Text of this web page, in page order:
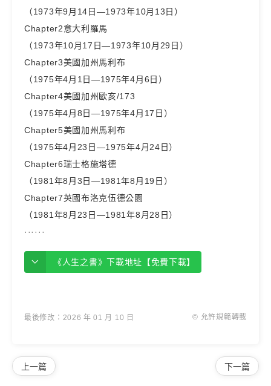
（1973年9月14日—1973年10月13日）
Chapter2意大利羅馬
（1973年10月17日—1973年10月29日）
Chapter3美國加州馬利布
（1975年4月1日—1975年4月6日）
Chapter4美國加州歐亥/173
（1975年4月8日—1975年4月17日）
Chapter5美國加州馬利布
（1975年4月23日—1975年4月24日）
Chapter6瑞士格施塔德
（1981年8月3日—1981年8月19日）
Chapter7英國布洛克伍德公園
（1981年8月23日—1981年8月28日）
······
《人生之書》下載地址【免費下載】
最後修改：2026 年 01 月 10 日 © 允許規範轉載
下一篇
上一篇